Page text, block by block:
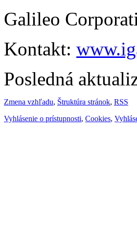
Galileo
Kontakt:
Posledná
Zmena vzhľadu, Štruktúra stránok, RSS
Vyhlásenie o prístupnosti, Cookies,